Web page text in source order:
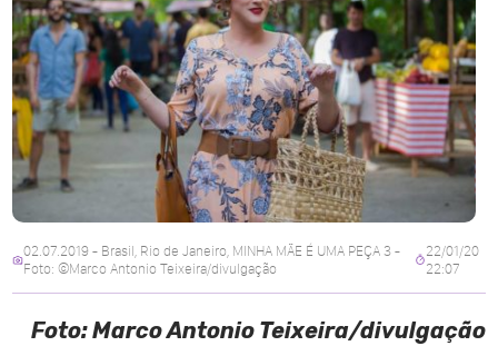
02.07.2019 - Brasil, Rio de Janeiro, MINHA MÃE É UMA PEÇA 3 -
Foto: ©Marco Antonio Teixeira/divulgação
22/01/20
22:07
Foto: Marco Antonio Teixeira/divulgação